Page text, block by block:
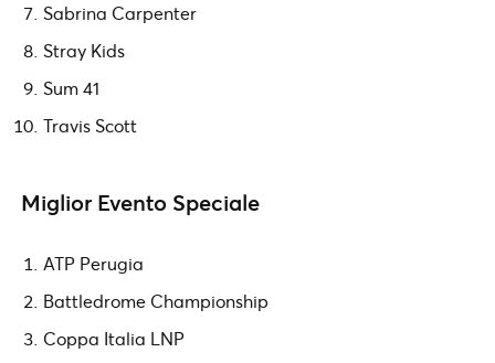
Sabrina Carpenter
Stray Kids
Sum 41
Travis Scott
Miglior Evento Speciale
ATP Perugia
Battledrome Championship
Coppa Italia LNP